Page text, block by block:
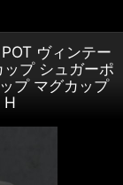
ヴィンテー
プ シュガーポ
プ マグカップ
H